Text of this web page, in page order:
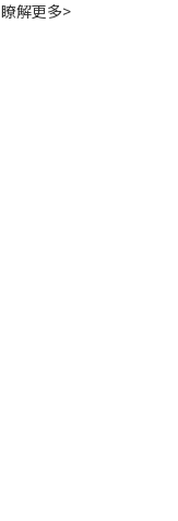
瞭解更多>